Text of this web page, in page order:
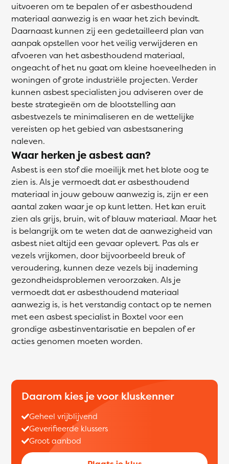
uitvoeren om te bepalen of er asbesthoudend
materiaal aanwezig is en waar het zich bevindt.
Daarnaast kunnen zij een gedetailleerd plan van
aanpak opstellen voor het veilig verwijderen en
afvoeren van het asbesthoudend materiaal,
ongeacht of het nu gaat om kleine hoeveelheden in
woningen of grote industriële projecten. Verder
kunnen asbest specialisten jou adviseren over de
beste strategieën om de blootstelling aan
asbestvezels te minimaliseren en de wettelijke
vereisten op het gebied van asbestsanering
naleven.
Waar herken je asbest aan?
Asbest is een stof die moeilijk met het blote oog te
zien is. Als je vermoedt dat er asbesthoudend
materiaal in jouw gebouw aanwezig is, zijn er een
aantal zaken waar je op kunt letten. Het kan eruit
zien als grijs, bruin, wit of blauw materiaal. Maar het
is belangrijk om te weten dat de aanwezigheid van
asbest niet altijd een gevaar oplevert. Pas als er
vezels vrijkomen, door bijvoorbeeld breuk of
veroudering, kunnen deze vezels bij inademing
gezondheidsproblemen veroorzaken. Als je
vermoedt dat er asbesthoudend materiaal
aanwezig is, is het verstandig contact op te nemen
met een asbest specialist in Boxtel voor een
grondige asbestinventarisatie en bepalen of er
acties genomen moeten worden.
Daarom kies je voor kluskenner
Geheel vrijblijvend
Geverifieerde klussers
Groot aanbod